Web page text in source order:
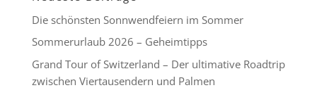
Die schönsten Sonnwendfeiern im Sommer
Sommerurlaub 2026 – Geheimtipps
Grand Tour of Switzerland – Der ultimative Roadtrip
zwischen Viertausendern und Palmen